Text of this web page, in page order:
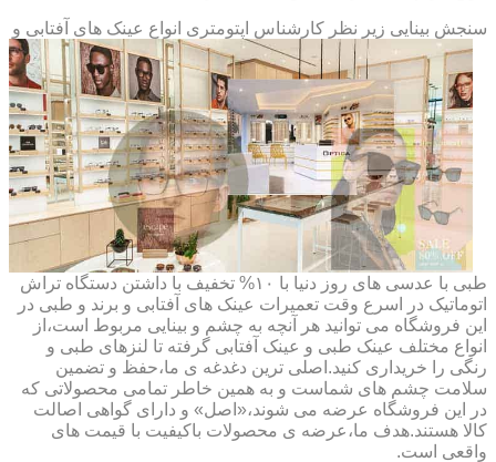
سنجش بینایی زیر نظر کارشناس اپتومتری انواع عینک های آفتابی و
طبی با عدسی های روز دنیا با ۱۰% تخفیف با داشتن دستگاه تراش
اتوماتیک در اسرع وقت تعمیرات عینک های آفتابی و برند و طبی در
این فروشگاه می توانید هر آنچه به چشم و بینایی مربوط است،از
انواع مختلف عینک طبی و عینک آفتابی گرفته تا لنزهای طبی و
رنگی را خریداری کنید.اصلی ترین دغدغه ی ما،حفظ و تضمین
سلامت چشم های شماست و به همین خاطر تمامی محصولاتی که
در این فروشگاه عرضه می شوند،«اصل» و دارای گواهی اصالت
کالا هستند.هدف ما،عرضه ی محصولات باکیفیت با قیمت های
واقعی است.